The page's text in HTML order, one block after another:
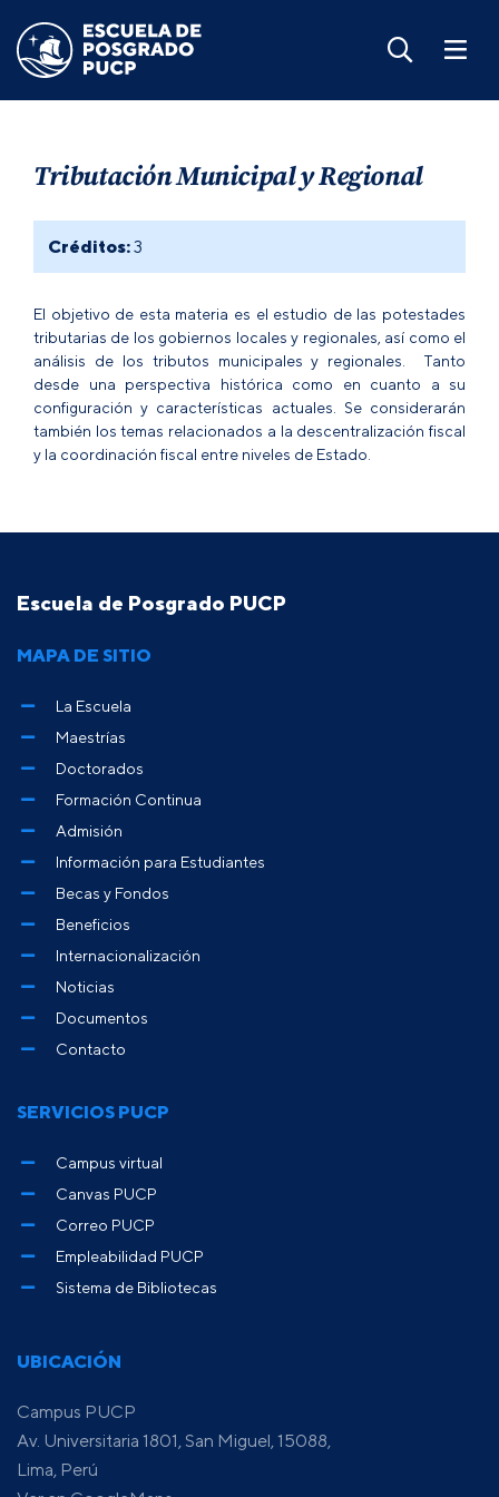
Tributación Municipal y Regional
Créditos:3
El objetivo de esta materia es el estudio de las potestades
tributarias de los gobiernos locales y regionales, así como el
análisis de los tributos municipales y regionales. Tanto
desde una perspectiva histórica como en cuanto a su
configuración y características actuales. Se considerarán
también los temas relacionados a la descentralización fiscal
y la coordinación fiscal entre niveles de Estado.
Escuela de Posgrado PUCP
UBICACIÓN
Campus PUCP
Av. Universitaria 1801, San Miguel, 15088,
Lima, Perú
MAPA DE SITIO
La Escuela
Maestrías
Doctorados
Formación Continua
Admisión
Información para Estudiantes
Becas y Fondos
Beneficios
Internacionalización
Noticias
Documentos
Contacto
SERVICIOS PUCP
Campus virtual
Canvas PUCP
Correo PUCP
Empleabilidad PUCP
Sistema de Bibliotecas